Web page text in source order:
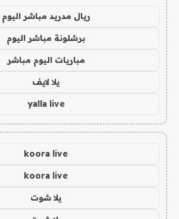
ريال مدريد مباشر اليوم
برشلونة مباشر اليوم
مباريات اليوم مباشر
يلا لايف
yalla live
koora live
koora live
يلا شوت